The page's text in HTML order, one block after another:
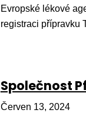
Evropské lékové
registraci přípravku
Společnost
Červen 13, 2024